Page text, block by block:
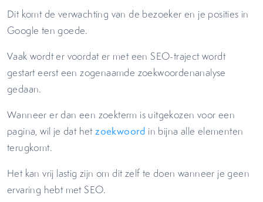
Dit komt de verwachting van de bezoeker en je posities in
Google ten goede.
Vaak wordt er voordat er met een SEO-traject wordt
gestart eerst een zogenaamde zoekwoordenanalyse
gedaan.
Wanneer er dan een zoekterm is uitgekozen voor een
pagina, wil je dat hetzoekwoord in bijna alle elementen
terugkomt.
Het kan vrij lastig zijn om dit zelf te doen wanneer je geen
ervaring hebt met SEO.